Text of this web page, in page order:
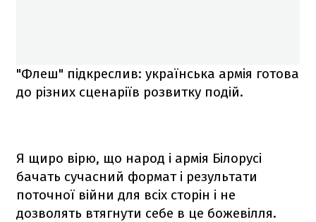
"Флеш" підкреслив: українська армія готова
до різних сценаріїв розвитку подій.
Я щиро вірю, що народ і армія Білорусі
бачать сучасний формат і результати
поточної війни для всіх сторін і не
дозволять втягнути себе в це божевілля.